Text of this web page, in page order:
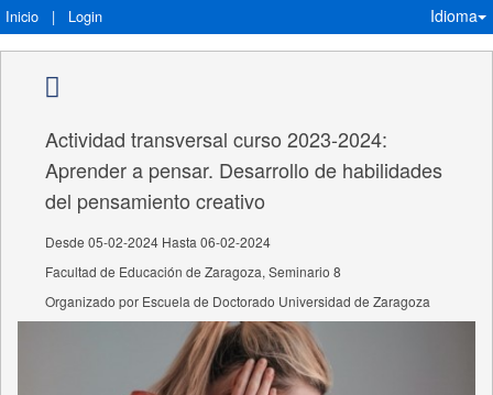
Inicio | Login Idioma
Actividad transversal curso 2023-2024:
Aprender a pensar. Desarrollo de habilidades
del pensamiento creativo
Desde 05-02-2024 Hasta 06-02-2024
Facultad de Educación de Zaragoza, Seminario 8
Organizado por Escuela de Doctorado Universidad de Zaragoza